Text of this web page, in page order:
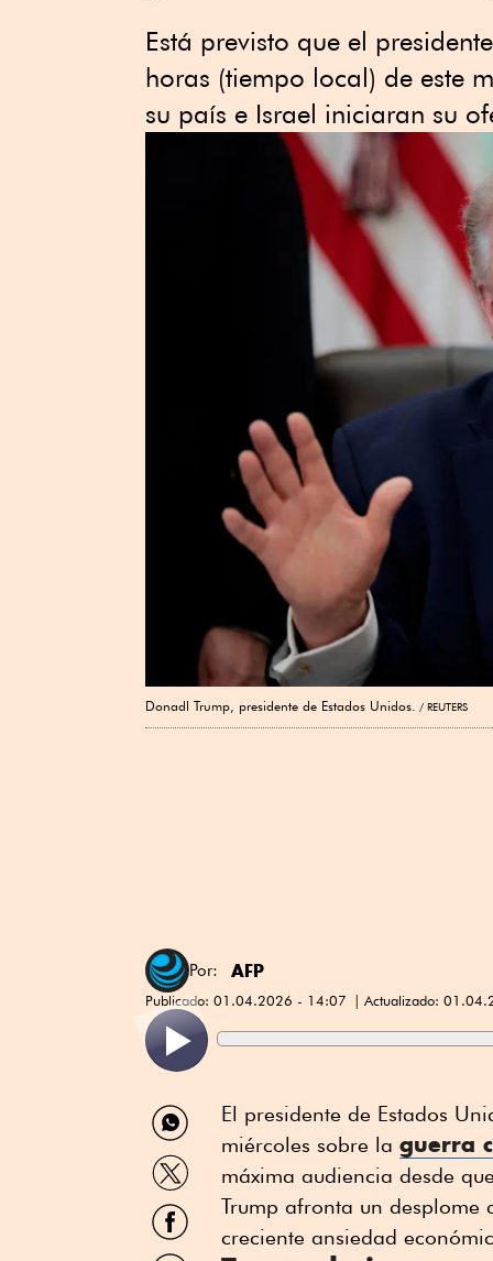
Está previsto que el
horas (tiempo local) de este
su país e Israel iniciaran su
Donadl Trump, presidente de Estados Unidos. REUTERS
Por: AFP
Publicado: 01.04.2026 - 14:07 Actualizado:
Compartir
por
WhatsApp
Compartir
por
Twitter
Compartir
por
Facebook
El presidente de Estados
miércoles sobre la guerra
máxima audiencia desde
Trump afronta un
creciente ansiedad